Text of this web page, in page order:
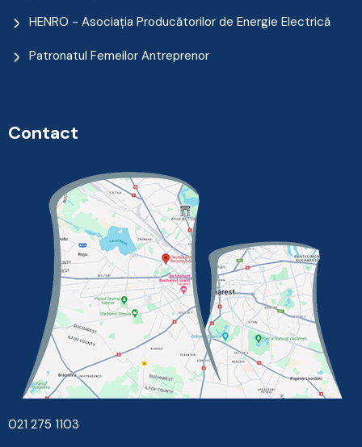
HENRO - Asociația Producătorilor de Energie Electrică
Patronatul Femeilor Antreprenor
Contact
021 275 1103